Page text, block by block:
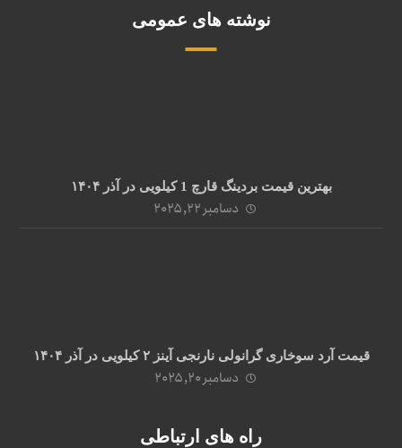
نوشته های عمومی
بهترین قیمت بردینگ قارچ 1 کیلویی در آذر ۱۴۰۴
دسامبر ۲۲, ۲۰۲۵
قیمت آرد سوخاری گرانولی نارنجی آینز ۲ کیلویی در آذر ۱۴۰۴
دسامبر ۲۰, ۲۰۲۵
راه های ارتباطی